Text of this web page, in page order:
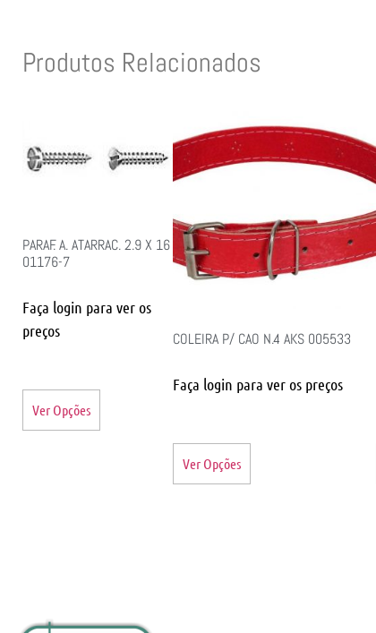
Produtos Relacionados
PARAF. A. ATARRAC. 2.9 X 16
01176-7
Faça login para ver os
preços
Ver Opções
COLEIRA P/ CAO N.4 AKS 005533
Faça login para ver os preços
Ver Opções